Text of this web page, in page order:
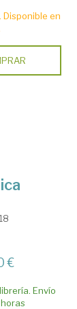
Disponible en
€
Envío